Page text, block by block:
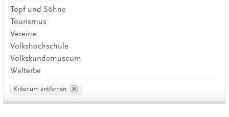
Topf und Söhne
Tourismus
Vereine
Volkshochschule
Volkskundemuseum
Welterbe
Kriterium entfernen